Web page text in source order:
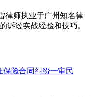
律师执业于广州知名律
诉讼实战经验和技巧。